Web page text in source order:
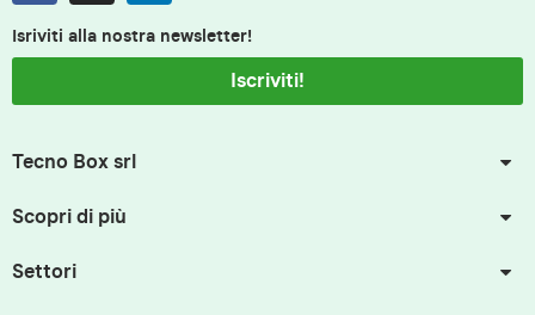
Isriviti alla nostra newsletter!
Iscriviti!
Tecno Box srl
Scopri di più
Settori